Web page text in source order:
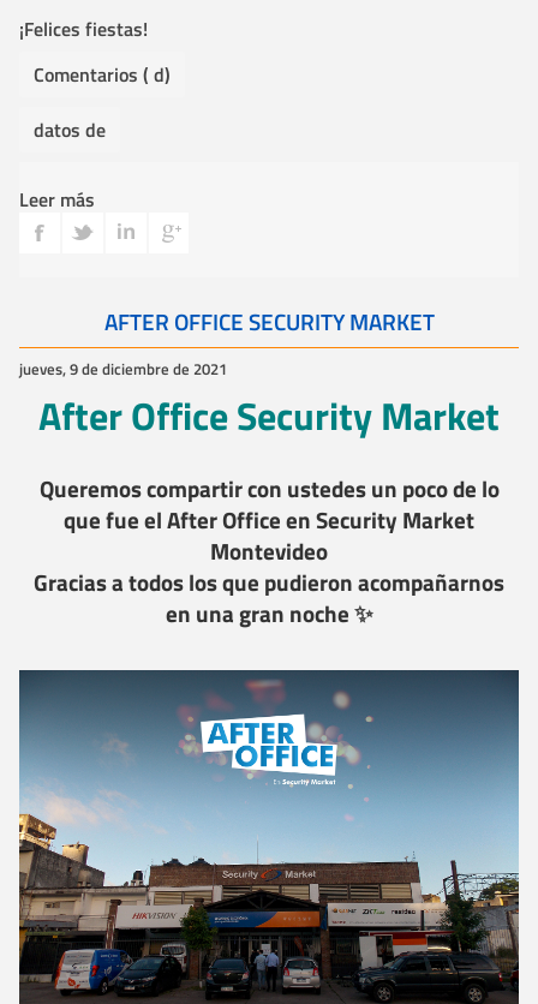
¡Felices fiestas!
Comentarios ( d)
datos de
Leer más
AFTER OFFICE SECURITY MARKET
jueves, 9 de diciembre de 2021
After Office Security Market
Queremos compartir con ustedes un poco de lo
que fue el After Office en Security Market
Montevideo
Gracias a todos los que pudieron acompañarnos
en una gran noche✨